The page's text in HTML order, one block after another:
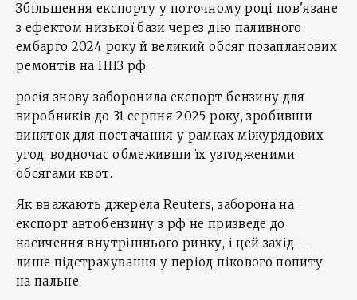
Збільшення експорту у поточному році пов'язане
з ефектом низької бази через дію паливного
ембарго 2024 року й великий обсяг позапланових
ремонтів на НПЗ рф.
росія знову заборонила експорт бензину для
виробників до 31 серпня 2025 року, зробивши
виняток для постачання у рамках міжурядових
угод, водночас обмеживши їх узгодженими
обсягами квот.
Як вважають джерела Reuters, заборона на
експорт автобензину з рф не призведе до
насичення внутрішнього ринку, і цей захід —
лише підстрахування у період пікового попиту
на пальне.